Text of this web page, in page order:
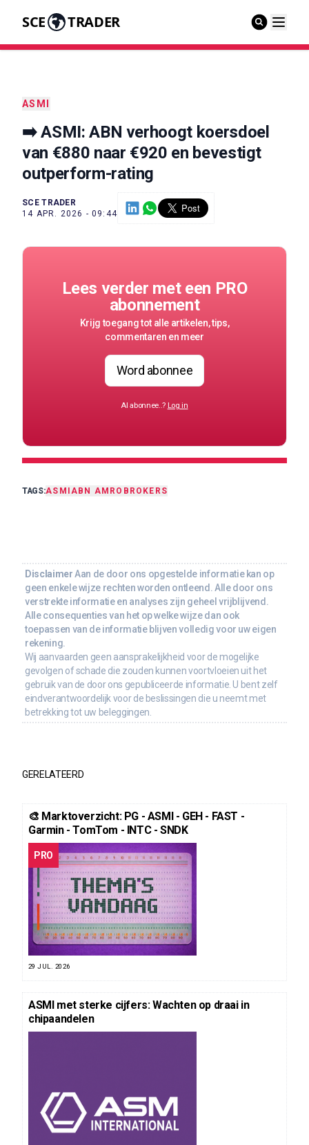
SCE TRADER
ASMI
➡️ ASMI: ABN verhoogt koersdoel
van €880 naar €920 en bevestigt
outperform-rating
SCE TRADER
14 APR. 2026 - 09:44
Lees verder met een PRO
abonnement
Krijg toegang tot alle artikelen, tips,
commentaren en meer
Word abonnee
Al abonnee..? Log in
TAGS:ASMIABN AMRO BROKERS
Disclaimer Aan de door ons opgestelde informatie kan op
geen enkele wijze rechten worden ontleend. Alle door ons
verstrekte informatie en analyses zijn geheel vrijblijvend.
Alle consequenties van het op welke wijze dan ook
toepassen van de informatie blijven volledig voor uw eigen
rekening.
Wij aanvaarden geen aansprakelijkheid voor de mogelijke
gevolgen of schade die zouden kunnen voortvloeien uit het
gebruik van de door ons gepubliceerde informatie. U bent zelf
eindverantwoordelijk voor de beslissingen die u neemt met
betrekking tot uw beleggingen.
GERELATEERD
🎨 Marktoverzicht: PG - ASMI - GEH - FAST -
Garmin - TomTom - INTC - SNDK
PRO
29 JUL. 2026
ASMI met sterke cijfers: Wachten op draai in
chipaandelen